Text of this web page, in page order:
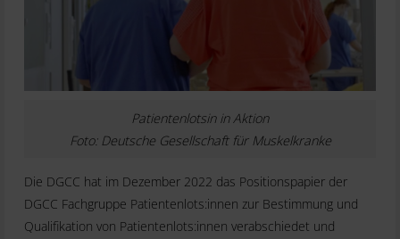
Patientenlotsin in Aktion
Foto: Deutsche Gesellschaft für Muskelkranke
Die DGCC hat im Dezember 2022 das Positionspapier der
DGCC Fachgruppe Patientenlots:innen zur Bestimmung und
Qualifikation von Patientenlots:innen verabschiedet und